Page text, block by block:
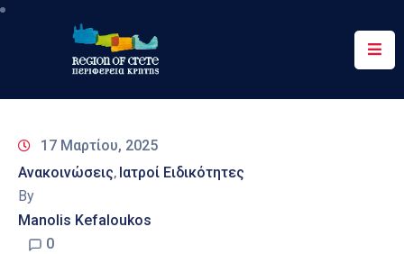
Περιφέρεια
&
Δράσεις
Ψηφιακές
17 Μαρτίου, 2025
Ανακοινώσεις‚ Ιατροί Ειδικότητες
By
Manolis Kefaloukos
0